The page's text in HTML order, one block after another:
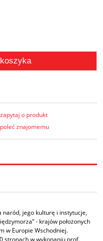
zapytaj o produkt
poleć znajomemu
naród, jego kulturę i instytucje,
- krajów położonych
w Europie Wschodniej.
stronach w wykonaniu prof.